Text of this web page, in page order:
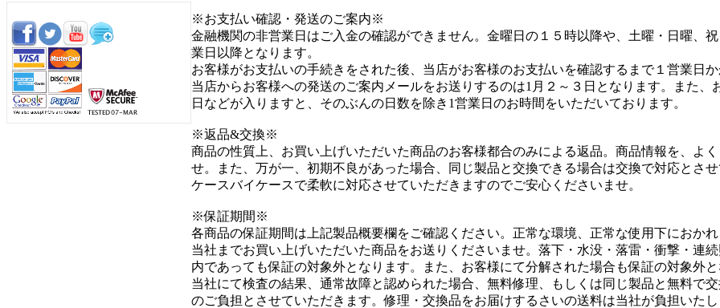
※お支払い確認・発送のご案内※
金融機関の非営業日はご入金の確認ができません。金曜日の１５時以降や、土曜・日曜、
業日以降となります。
お客様がお支払いの手続きをされた後、当店がお客様のお支払いを確認するまで１営業日
当店からお客様への発送のご案内メールをお送りするのは1月２～３日となります。また
日などが入りますと、そのぶんの日数を除き1営業日のお時間をいただいております。
※返品&交換※
商品の性質上、お買い上げいただいた商品のお客様都合のみによる返品。商品情報を、よ
せ。また、万が一、初期不良があった場合、同じ製品と交換できる場合は交換で対応とさ
ケースバイケースで柔軟に対応させていただきますのでご安心くださいませ。
※保証期間※
各商品の保証期間は上記製品概要欄をご確認ください。正常な環境、正常な使用下におか
当社までお買い上げいただいた商品をお送りくださいませ。落下・水没・落雷・衝撃・連
内であっても保証の対象外となります。また、お客様にて分解された場合も保証の対象外
当社にて検査の結果、通常故障と認められた場合、無料修理、もしくは同じ製品と無料で
のご負担とさせていただきます。修理・交換品をお届けするさいの送料は当社が負担いた